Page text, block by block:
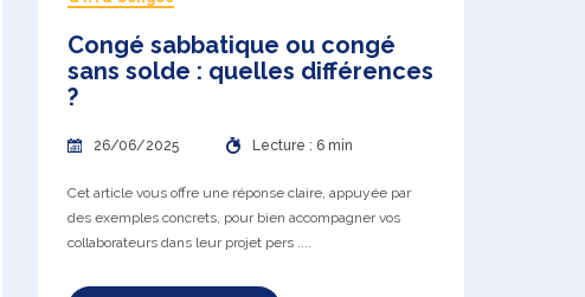
Congé sabbatique ou congé
sans solde : quelles différences
?
26/06/2025 Lecture : 6 min
Cet article vous offre une réponse claire, appuyée par
des exemples concrets, pour bien accompagner vos
collaborateurs dans leur projet pers ....